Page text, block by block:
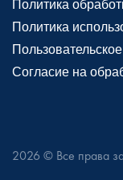
Политика
Политика
Согласие на
2026 © Все права